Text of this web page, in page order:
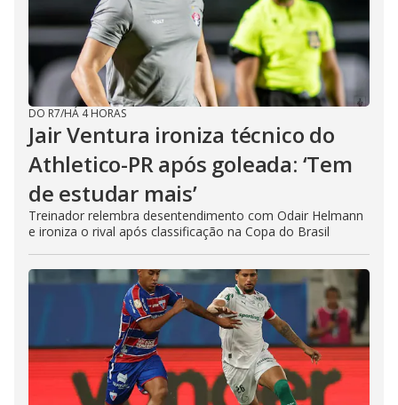
DO R7/HÁ 4 HORAS
Jair Ventura ironiza técnico do
Athletico-PR após goleada: ‘Tem
de estudar mais’
Treinador relembra desentendimento com Odair Helmann
e ironiza o rival após classificação na Copa do Brasil